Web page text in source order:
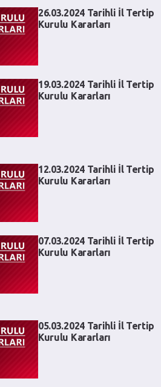
26.03.2024 Tarihli İl Tertip
Kurulu Kararları
19.03.2024 Tarihli İl Tertip
Kurulu Kararları
12.03.2024 Tarihli İl Tertip
Kurulu Kararları
07.03.2024 Tarihli İl Tertip
Kurulu Kararları
05.03.2024 Tarihli İl Tertip
Kurulu Kararları